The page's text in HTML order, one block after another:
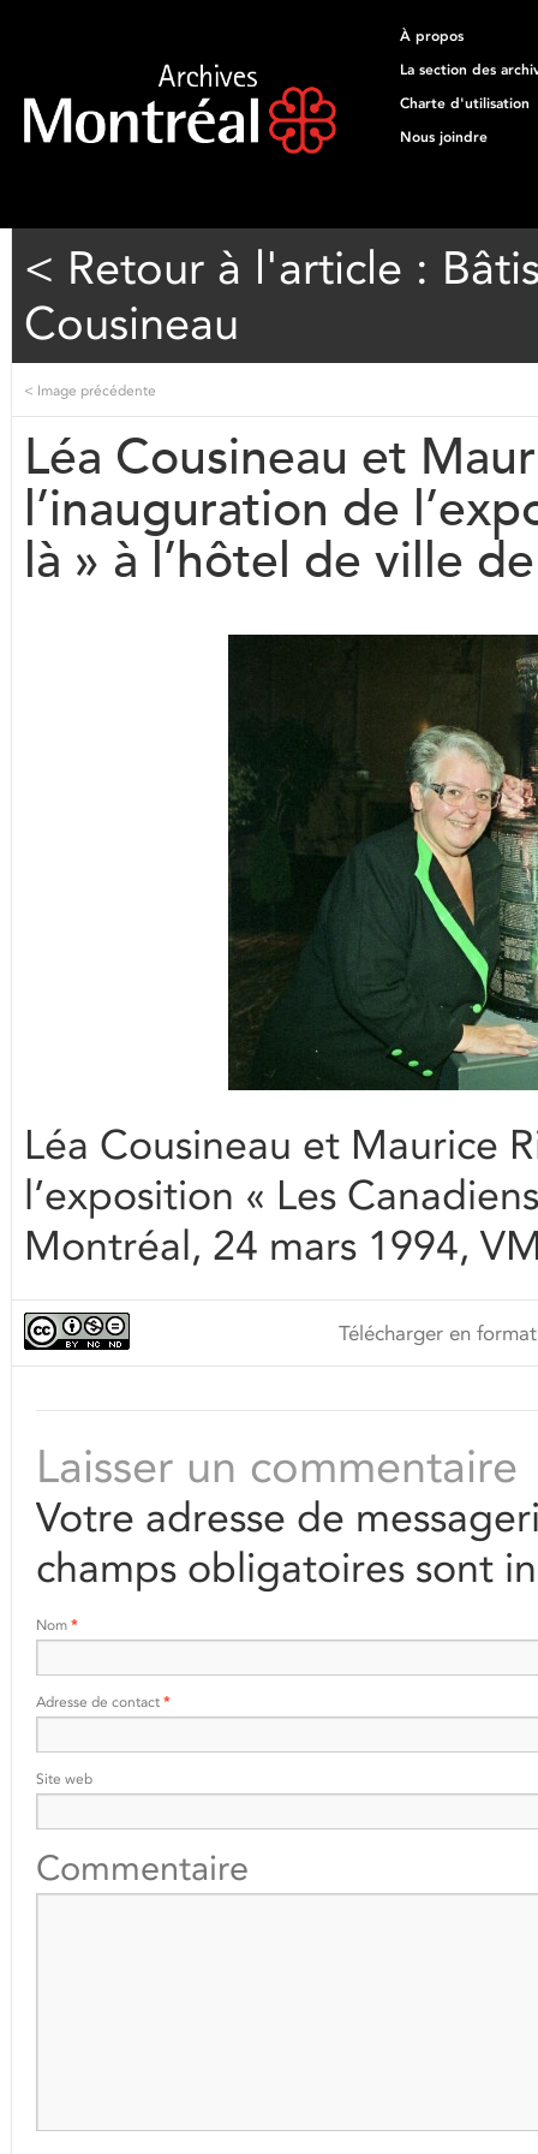
À propos
La section des
Charte d'utilisation
Nous joindre
< Retour à l'article :
Cousineau
< Image précédente
Léa Cousineau et
l’inauguration de
là » à l’hôtel de ville
Léa Cousineau et Maurice
l’exposition « Les
Montréal, 24 mars 1994,
Télécharger en
Laisser un commentaire
Votre adresse de
champs obligatoires sont
Nom *
Adresse de contact *
Site web
Commentaire